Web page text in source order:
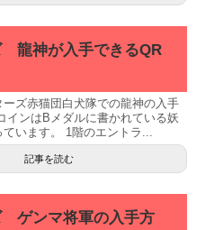
龍神が入手できるQR
ズ赤猫団白犬隊での龍神の入手
インはBメダルに書かれている妖
います。 1階のエントラ...
記事を読む
ゲンマ将軍の入手方